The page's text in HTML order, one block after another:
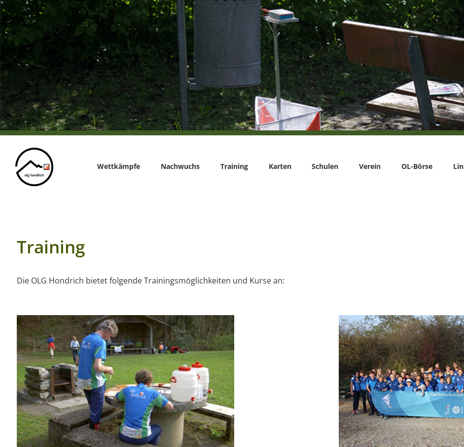
Home
Wettkämpfe Nachwuchs Training Karten Schulen Verein OL-Börse
Training
Die OLG Hondrich bietet folgende Trainingsmöglichkeiten und Kurse an: